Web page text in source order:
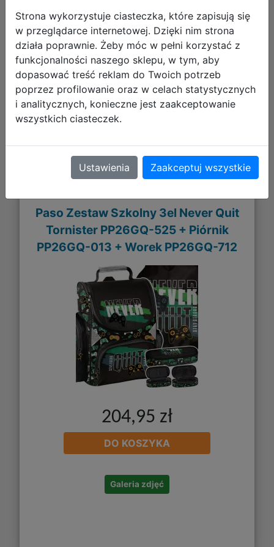
237,93 zł
DO KOSZYKA
Galeria zdjęć
Paso Zestaw Szkolny 3el Never Quit
Tornister PP26GQ-525 + Piórnik
PP26GQ-013 + Worek PP26GQ-712
204,95 zł
DO KOSZYKA
Galeria zdjęć
Strona wykorzystuje ciasteczka, które zapisują się
w przeglądarce internetowej. Dzięki nim strona
działa poprawnie. Żeby móc w pełni korzystać z
funkcjonalności naszego sklepu, w tym, aby
dopasować treść reklam do Twoich potrzeb
poprzez profilowanie oraz w celach statystycznych
i analitycznych, konieczne jest zaakceptowanie
wszystkich ciasteczek.
Ustawienia Zaakceptuj wszystkie